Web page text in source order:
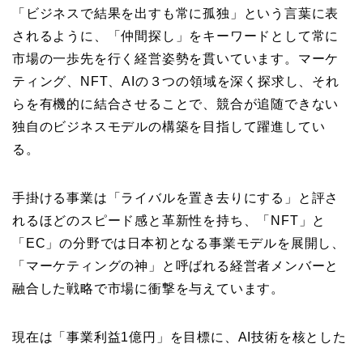
「ビジネスで結果を出すも常に孤独」という言葉に表
されるように、「仲間探し」をキーワードとして常に
市場の一歩先を行く経営姿勢を貫いています。マーケ
ティング、NFT、AIの３つの領域を深く探求し、それ
らを有機的に結合させることで、競合が追随できない
独自のビジネスモデルの構築を目指して躍進してい
る。
手掛ける事業は「ライバルを置き去りにする」と評さ
れるほどのスピード感と革新性を持ち、「NFT」と
「EC」の分野では日本初となる事業モデルを展開し、
「マーケティングの神」と呼ばれる経営者メンバーと
融合した戦略で市場に衝撃を与えています。
現在は「事業利益1億円」を目標に、AI技術を核とした